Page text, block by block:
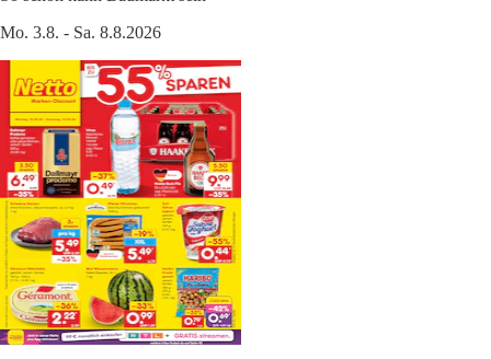
Mo. 3.8. - Sa. 8.8.2026